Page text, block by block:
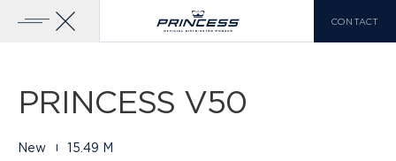
CONTACT
GAMME PRINCESS
PRINCESS V50
New 15.49 M
Galerie